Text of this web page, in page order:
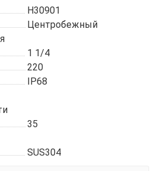
H30901
Центробежный
1 1/4
220
IP68
35
SUS304